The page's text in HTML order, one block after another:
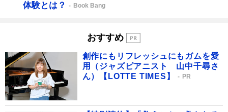
体験とは？
Book Bang
おすすめ
創作にもリフレッシュにもガムを愛
用（ジャズピアニスト 山中千尋さ
ん）【LOTTE TIMES】
PR